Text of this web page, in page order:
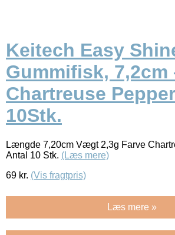
Keitech Easy
Gummifisk, 7,2cm
Chartreuse
10Stk.
Længde 7,20cm Vægt 2,3g Farve
Antal 10 Stk. (Læs mere)
69 kr. (Vis fragtpris)
Læs mere »